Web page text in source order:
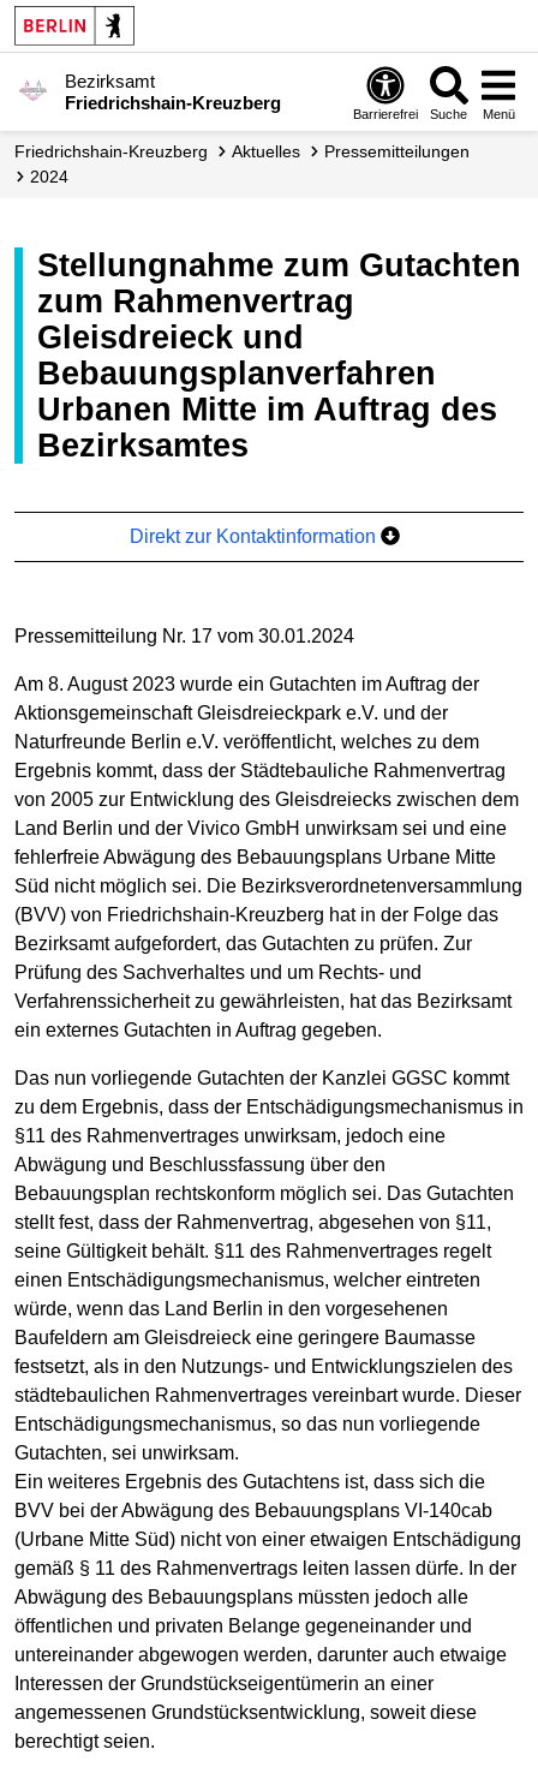
Bezirksamt
Friedrichshain-Kreuzberg
Barrierefrei Suche Menü
Friedrichshain-Kreuzberg Aktuelles
Presse­mitteilungen
2024
Stellungnahme zum Gutachten
zum Rahmenvertrag
Gleisdreieck und
Bebauungsplanverfahren
Urbanen Mitte im Auftrag des
Bezirksamtes
Direkt zur Kontaktinformation
Pressemitteilung Nr. 17 vom 30.01.2024
Am 8. August 2023 wurde ein Gutachten im Auftrag der
Aktionsgemeinschaft Gleisdreieckpark e.V. und der
Naturfreunde Berlin e.V. veröffentlicht, welches zu dem
Ergebnis kommt, dass der Städtebauliche Rahmenvertrag
von 2005 zur Entwicklung des Gleisdreiecks zwischen dem
Land Berlin und der Vivico GmbH unwirksam sei und eine
fehlerfreie Abwägung des Bebauungsplans Urbane Mitte
Süd nicht möglich sei. Die Bezirksverordnetenversammlung
(BVV) von Friedrichshain-Kreuzberg hat in der Folge das
Bezirksamt aufgefordert, das Gutachten zu prüfen. Zur
Prüfung des Sachverhaltes und um Rechts- und
Verfahrenssicherheit zu gewährleisten, hat das Bezirksamt
ein externes Gutachten in Auftrag gegeben.
Das nun vorliegende Gutachten der Kanzlei GGSC kommt
zu dem Ergebnis, dass der Entschädigungsmechanismus in
§11 des Rahmenvertrages unwirksam, jedoch eine
Abwägung und Beschlussfassung über den
Bebauungsplan rechtskonform möglich sei. Das Gutachten
stellt fest, dass der Rahmenvertrag, abgesehen von §11,
seine Gültigkeit behält. §11 des Rahmenvertrages regelt
einen Entschädigungsmechanismus, welcher eintreten
würde, wenn das Land Berlin in den vorgesehenen
Baufeldern am Gleisdreieck eine geringere Baumasse
festsetzt, als in den Nutzungs- und Entwicklungszielen des
städtebaulichen Rahmenvertrages vereinbart wurde. Dieser
Entschädigungsmechanismus, so das nun vorliegende
Gutachten, sei unwirksam.
Ein weiteres Ergebnis des Gutachtens ist, dass sich die
BVV bei der Abwägung des Bebauungsplans VI-140cab
(Urbane Mitte Süd) nicht von einer etwaigen Entschädigung
gemäß § 11 des Rahmenvertrags leiten lassen dürfe. In der
Abwägung des Bebauungsplans müssten jedoch alle
öffentlichen und privaten Belange gegeneinander und
untereinander abgewogen werden, darunter auch etwaige
Interessen der Grundstückseigentümerin an einer
angemessenen Grundstücksentwicklung, soweit diese
berechtigt seien.